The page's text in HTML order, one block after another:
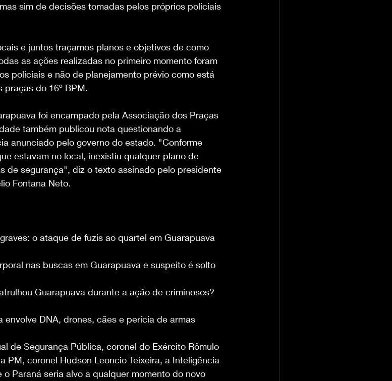
sim de decisões tomadas pelos próprios policiais
e juntos traçamos planos e objetivos de como
as ações realizadas no primeiro momento foram
policiais e não de planejamento prévio como está
do 16º BPM.
foi encampado pela Associação dos Praças
também publicou nota questionando a
anunciado pelo governo do estado. "Conforme
estavam no local, inexistiu qualquer plano de
de segurança", diz o texto assinado pelo presidente
Fontana Neto.
o ataque de fuzis ao quartel em Guarapuava
nas buscas em Guarapuava e suspeito é solto
Guarapuava durante a ação de criminosos?
envolve DNA, drones, cães e perícia de armas
de Segurança Pública, coronel do Exército Rômulo
PM, coronel Hudson Leoncio Teixeira, a Inteligência
Paraná seria alvo a qualquer momento do novo